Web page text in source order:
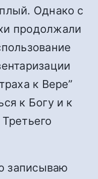
Однако с
продолжали
к Вере”
к Богу и к
записываю